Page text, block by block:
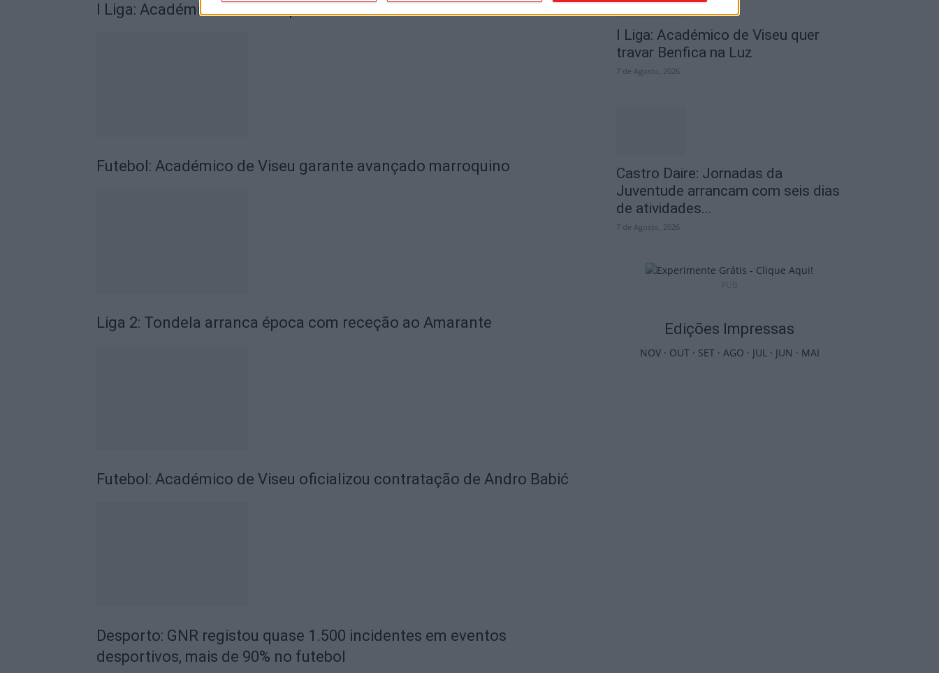
I Liga: Académico de Viseu quer travar Benfica na Luz
Futebol: Académico de Viseu garante avançado marroquino
Liga 2: Tondela arranca época com receção ao Amarante
Futebol: Académico de Viseu oficializou contratação de Andro Babić
Desporto: GNR registou quase 1.500 incidentes em eventos
desportivos, mais de 90% no futebol
I Liga: Académico de Viseu quer
travar Benfica na Luz
7 de Agosto, 2026
Castro Daire: Jornadas da
Juventude arrancam com seis dias
de atividades...
7 de Agosto, 2026
Edições Impressas
NOV· OUT· SET· AGO · JUL· JUN · MAI